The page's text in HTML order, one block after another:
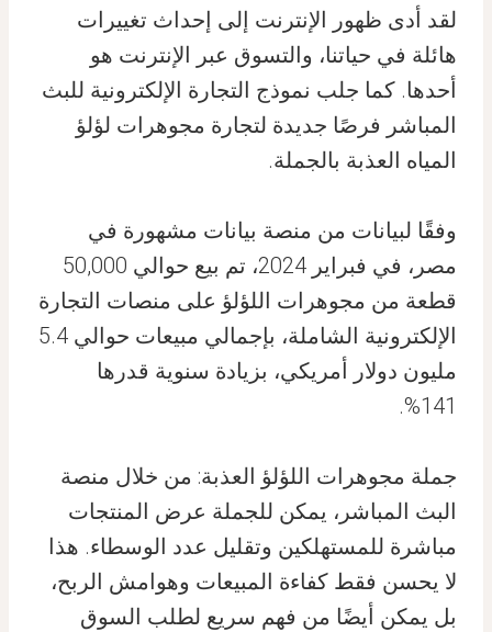
لقد أدى ظهور الإنترنت إلى إحداث تغييرات
هائلة في حياتنا، والتسوق عبر الإنترنت هو
أحدها. كما جلب نموذج التجارة الإلكترونية للبث
المباشر فرصًا جديدة لتجارة مجوهرات لؤلؤ
المياه العذبة بالجملة.
وفقًا لبيانات من منصة بيانات مشهورة في
مصر، في فبراير 2024، تم بيع حوالي 50,000
قطعة من مجوهرات اللؤلؤ على منصات التجارة
الإلكترونية الشاملة، بإجمالي مبيعات حوالي 5.4
مليون دولار أمريكي، بزيادة سنوية قدرها
141%.
جملة مجوهرات اللؤلؤ العذبة: من خلال منصة
البث المباشر، يمكن للجملة عرض المنتجات
مباشرة للمستهلكين وتقليل عدد الوسطاء. هذا
لا يحسن فقط كفاءة المبيعات وهوامش الربح،
بل يمكن أيضًا من فهم سريع لطلب السوق